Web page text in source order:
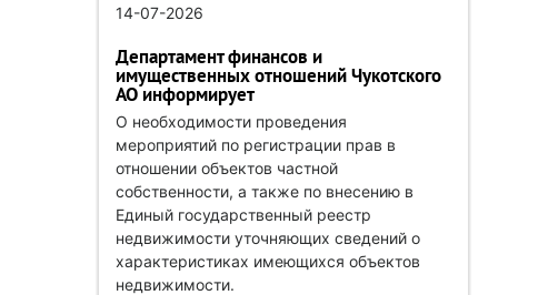
14-07-2026
Департамент финансов и
имущественных отношений Чукотского
АО информирует
О необходимости проведения
мероприятий по регистрации прав в
отношении объектов частной
собственности, а также по внесению в
Единый государственный реестр
недвижимости уточняющих сведений о
характеристиках имеющихся объектов
недвижимости.